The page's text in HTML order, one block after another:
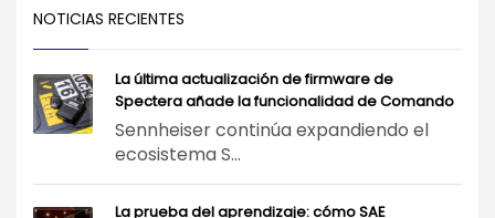
NOTICIAS RECIENTES
La última actualización de firmware de
Spectera añade la funcionalidad de Comando
Sennheiser continúa expandiendo el
ecosistema S...
La prueba del aprendizaje: cómo SAE